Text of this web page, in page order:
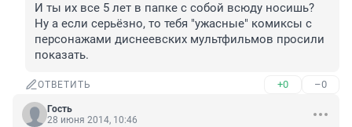
И ты их все 5 лет в папке с собой всюду носишь?
Ну а если серьёзно, то тебя "ужасные" комиксы с
персонажами диснеевских мультфильмов просили
показать.
ОТВЕТИТЬ +0 –0
Гость
28 июня 2014, 10:46